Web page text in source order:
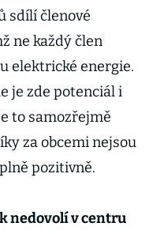
sdílí členové
ne každý člen
elektrické energie.
je zde potenciál i
to samozřejmě
za obcemi nejsou
pozitivně.
nedovolí v centru